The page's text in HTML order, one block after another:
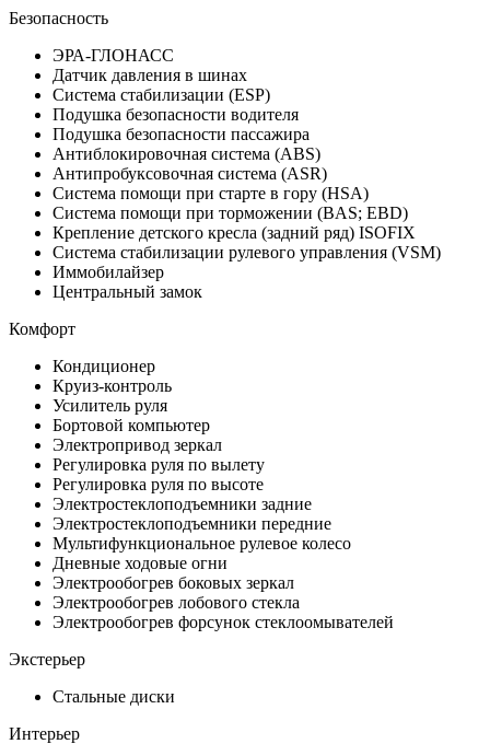
Безопасность
ЭРА-ГЛОНАСС
Датчик давления в шинах
Система стабилизации (ESP)
Подушка безопасности водителя
Подушка безопасности пассажира
Антиблокировочная система (ABS)
Антипробуксовочная система (ASR)
Система помощи при старте в гору (HSA)
Система помощи при торможении (BAS; EBD)
Крепление детского кресла (задний ряд) ISOFIX
Система стабилизации рулевого управления (VSM)
Иммобилайзер
Центральный замок
Комфорт
Кондиционер
Круиз-контроль
Усилитель руля
Бортовой компьютер
Электропривод зеркал
Регулировка руля по вылету
Регулировка руля по высоте
Электростеклоподъемники задние
Электростеклоподъемники передние
Мультифункциональное рулевое колесо
Дневные ходовые огни
Электрообогрев боковых зеркал
Электрообогрев лобового стекла
Электрообогрев форсунок стеклоомывателей
Экстерьер
Стальные диски
Интерьер